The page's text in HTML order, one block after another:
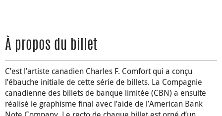
À propos du billet
C’est l’artiste canadien Charles F. Comfort qui a conçu
l’ébauche initiale de cette série de billets. La Compagnie
canadienne des billets de banque limitée (CBN) a ensuite
réalisé le graphisme final avec l’aide de l’American Bank